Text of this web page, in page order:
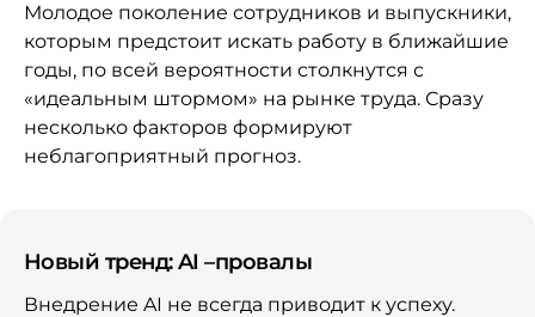
Молодое поколение сотрудников и выпускники,
которым предстоит искать работу в ближайшие
годы, по всей вероятности столкнутся с
«идеальным штормом» на рынке труда. Сразу
несколько факторов формируют
неблагоприятный прогноз.
Новый тренд: AI –провалы
Внедрение AI не всегда приводит к успеху.